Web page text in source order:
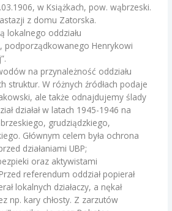
w Książkach, pow. wąbrzeski.
z domu Zatorska.
lokalnego oddziału
podporządkowanego Henrykowi
na przynależność oddziału
struktur. W różnych źródłach podaje
ale także odnajdujemy ślady
działał w latach 1945-1946 na
grudziądzkiego,
Głównym celem była ochrona
działaniami UBP;
oraz aktywistami
referendum oddział popierał
lokalnych działaczy, a nękał
np. kary chłosty. Z zarzutów